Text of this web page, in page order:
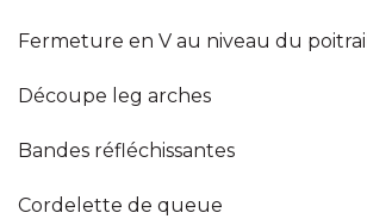
Fermeture en V au niveau du poitrail
Découpe leg arches
Bandes réfléchissantes
Cordelette de queue